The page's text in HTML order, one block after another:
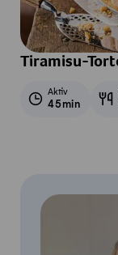
Tiramisu-
Aktiv
45min